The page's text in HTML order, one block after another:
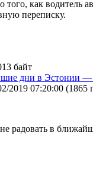
как водитель
переписку.
байт
дни в Эстонии —
2019 07:20:00 (1865
радовать в